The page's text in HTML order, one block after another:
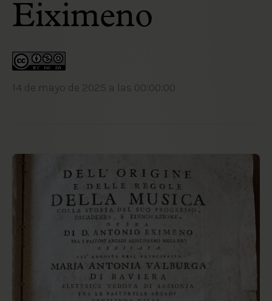
Eiximeno
14 de mayo de 2025 a las 00:00:00